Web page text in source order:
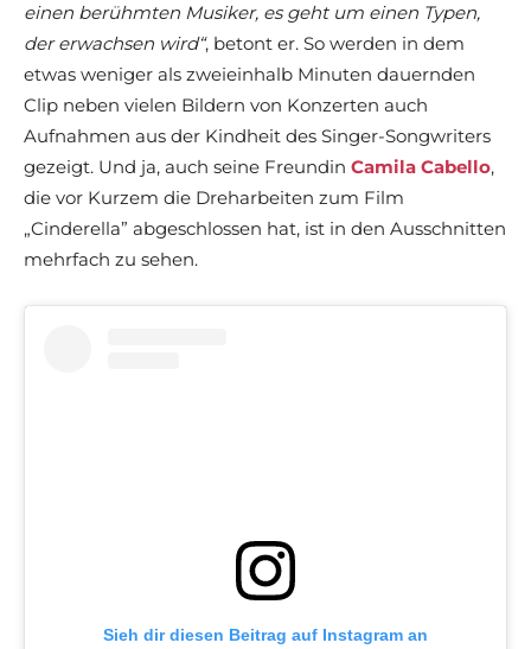
einen berühmten Musiker, es geht um einen Typen,
der erwachsen wird“, betont er. So werden in dem
etwas weniger als zweieinhalb Minuten dauernden
Clip neben vielen Bildern von Konzerten auch
Aufnahmen aus der Kindheit des Singer-Songwriters
gezeigt. Und ja, auch seine Freundin Camila Cabello,
die vor Kurzem die Dreharbeiten zum Film
„Cinderella” abgeschlossen hat, ist in den Ausschnitten
mehrfach zu sehen.
Sieh dir diesen Beitrag auf Instagram an